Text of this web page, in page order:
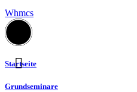
Whmcs
Startseite
Grundseminare